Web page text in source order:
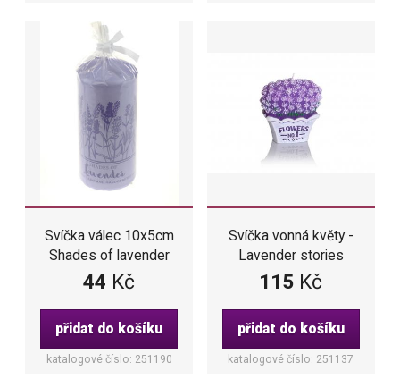
Svíčka válec 10x5cm
Shades of lavender
44 Kč
přidat do košíku
katalogové číslo: 251190
Svíčka vonná květy -
Lavender stories
115 Kč
přidat do košíku
katalogové číslo: 251137